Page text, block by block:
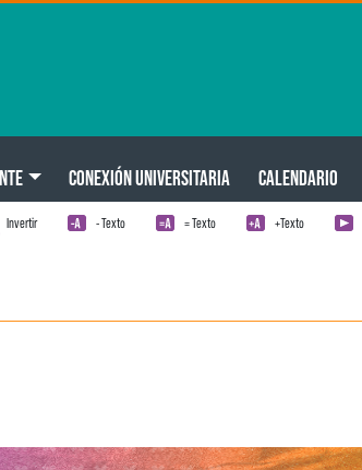
CONEXIÓN UNIVERSITARIA CALENDARIO
Invertir - Texto = Texto +Texto